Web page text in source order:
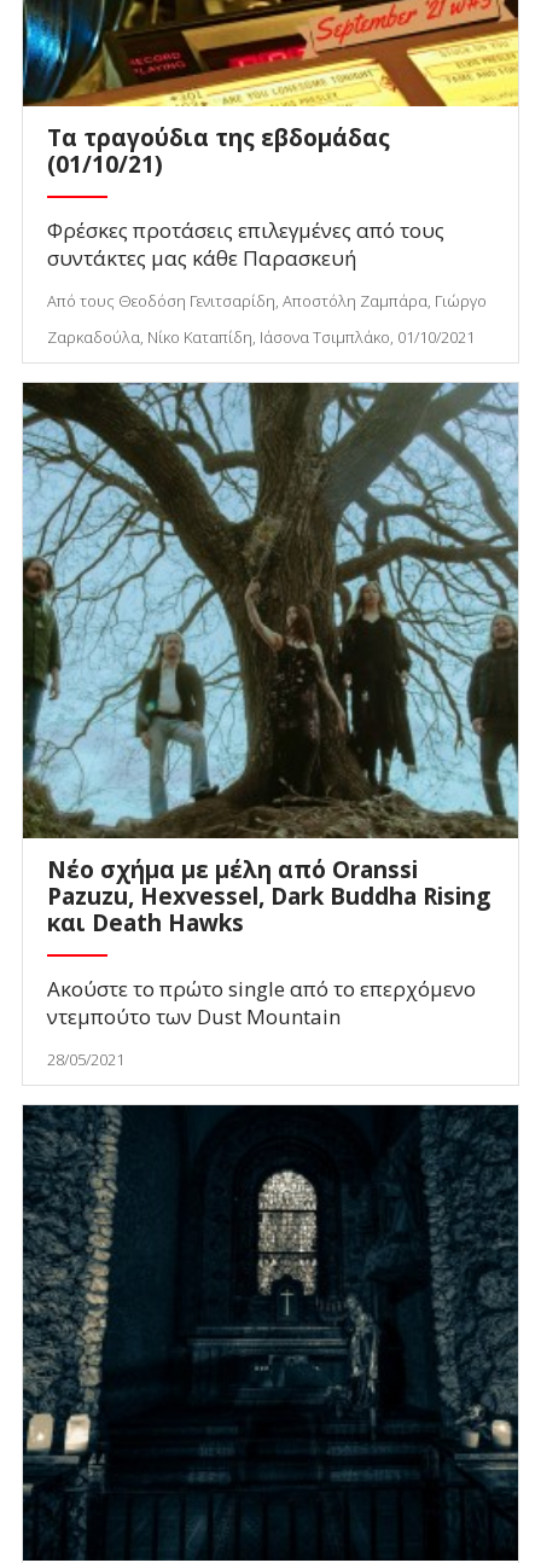
Τα τραγούδια της εβδομάδας
(01/10/21)
Φρέσκες προτάσεις επιλεγμένες από τους
συντάκτες μας κάθε Παρασκευή
Από τους Θεοδόση Γενιτσαρίδη, Αποστόλη Ζαμπάρα, Γιώργο
Ζαρκαδούλα, Νίκο Καταπίδη, Ιάσονα Τσιμπλάκο, 01/10/2021
Νέο σχήμα με μέλη από Oranssi
Pazuzu, Hexvessel, Dark Buddha Rising
και Death Hawks
Ακούστε το πρώτο single από το επερχόμενο
ντεμπούτο των Dust Mountain
28/05/2021